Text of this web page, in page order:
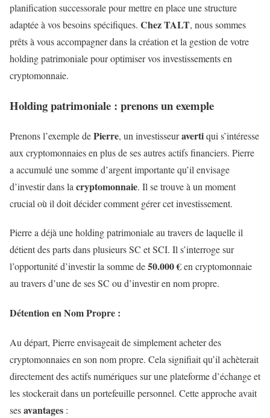
planification successorale pour mettre en place une structure
adaptée à vos besoins spécifiques. Chez TALT, nous sommes
prêts à vous accompagner dans la création et la gestion de votre
holding patrimoniale pour optimiser vos investissements en
cryptomonnaie.
Holding patrimoniale : prenons un exemple
Prenons l’exemple dePierre, un investisseuravertiqui s’intéresse
aux cryptomonnaies en plus de ses autres actifs financiers. Pierre
a accumulé une somme d’argent importante qu’il envisage
d’investir dans la cryptomonnaie. Il se trouve à un moment
crucial où il doit décider comment gérer cet investissement.
Pierre a déjà une holding patrimoniale au travers de laquelle il
détient des parts dans plusieurs SC et SCI. Il s’interroge sur
l’opportunité d’investir la somme de50.000 €en cryptomonnaie
au travers d’une de ses SC ou d’investir en nom propre.
Détention en Nom Propre :
Au départ, Pierre envisageait de simplement acheter des
cryptomonnaies en son nom propre. Cela signifiait qu’il achèterait
directement des actifs numériques sur une plateforme d’échange et
les stockerait dans un portefeuille personnel. Cette approche avait
sesavantages :